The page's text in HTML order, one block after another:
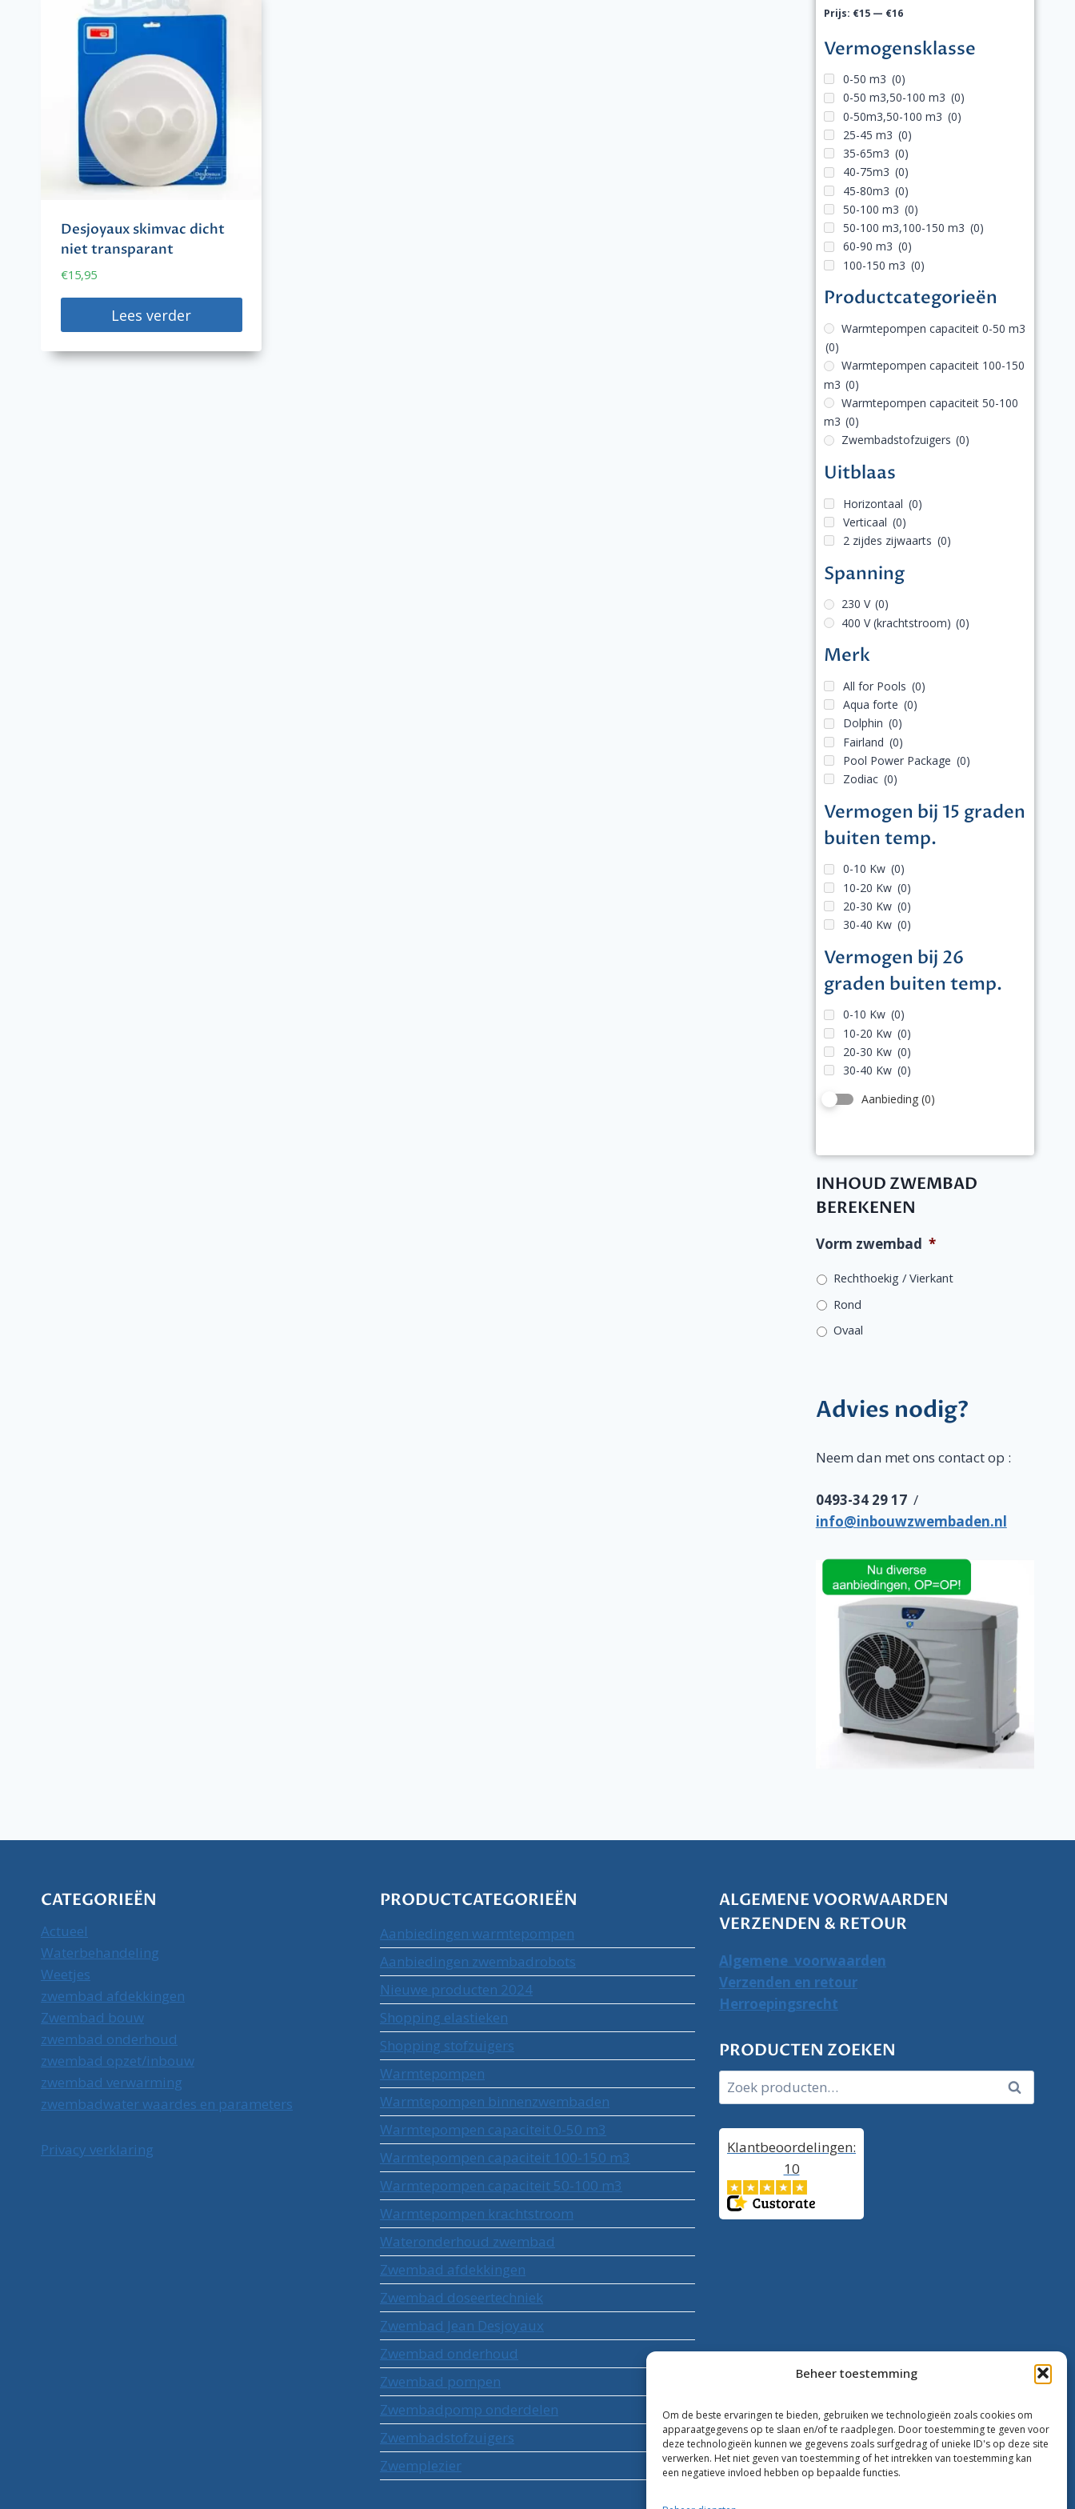
Beheer toestemming
Om de beste ervaringen te bieden, gebruiken we technologieën zoals cookies om
apparaatgegevens op te slaan en/of te raadplegen. Door toestemming te geven voor
deze technologieën kunnen we gegevens zoals surfgedrag of unieke ID's op deze site
verwerken. Het niet geven van toestemming of het intrekken van toestemming kan
een negatieve invloed hebben op bepaalde functies.
Desjoyaux skimvac dicht
niet transparant
€15,95
Lees verder
Prijs: €15— €16
Vermogensklasse
0-50 m3 (0)
0-50 m3,50-100 m3 (0)
0-50m3,50-100 m3 (0)
25-45 m3 (0)
35-65m3 (0)
40-75m3 (0)
45-80m3 (0)
50-100 m3 (0)
50-100 m3,100-150 m3 (0)
60-90 m3 (0)
100-150 m3 (0)
Productcategorieën
Warmtepompen capaciteit 0-50 m3
(0)
Warmtepompen capaciteit 100-150
m3 (0)
Warmtepompen capaciteit 50-100
m3 (0)
Zwembadstofzuigers (0)
Uitblaas
Horizontaal (0)
Verticaal (0)
2 zijdes zijwaarts (0)
Spanning
230 V (0)
400 V (krachtstroom) (0)
Merk
All for Pools (0)
Aqua forte (0)
Dolphin (0)
Fairland (0)
Pool Power Package (0)
Zodiac (0)
Vermogen bij 15 graden
buiten temp.
0-10 Kw (0)
10-20 Kw (0)
20-30 Kw (0)
30-40 Kw (0)
Vermogen bij 26
graden buiten temp.
0-10 Kw (0)
10-20 Kw (0)
20-30 Kw (0)
30-40 Kw (0)
Aanbieding (0)
INHOUD ZWEMBAD
BEREKENEN
Vorm zwembad *
Rechthoekig / Vierkant
Rond
Ovaal
Advies nodig?
Neem dan met ons contact op :
0493-34 29 17/
info@inbouwzwembaden.nl
CATEGORIEËN
Actueel
Waterbehandeling
Weetjes
zwembad afdekkingen
Zwembad bouw
zwembad onderhoud
zwembad opzet/inbouw
zwembad verwarming
zwembadwater waardes en parameters
Privacy verklaring
PRODUCTCATEGORIEËN
Aanbiedingen warmtepompen
Aanbiedingen zwembadrobots
Nieuwe producten 2024
Shopping elastieken
Shopping stofzuigers
Warmtepompen
Warmtepompen binnenzwembaden
Warmtepompen capaciteit 0-50 m3
Warmtepompen capaciteit 100-150 m3
Warmtepompen capaciteit 50-100 m3
Warmtepompen krachtstroom
Wateronderhoud zwembad
Zwembad afdekkingen
Zwembad doseertechniek
Zwembad Jean Desjoyaux
Zwembad onderhoud
Zwembad pompen
Zwembadpomp onderdelen
Zwembadstofzuigers
Zwemplezier
ALGEMENE VOORWAARDEN
VERZENDEN & RETOUR
Algemene voorwaarden
Verzenden en retour
Herroepingsrecht
PRODUCTEN ZOEKEN
Zoeken
naar:
Zoeken
Klantbeoordelingen:
10